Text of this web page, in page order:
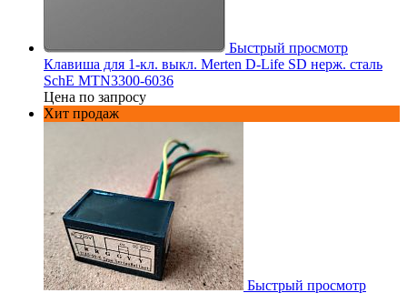
Быстрый просмотр
Клавиша для 1-кл. выкл. Merten D-Life SD нерж. сталь
SchE MTN3300-6036
Цена по запросу
Хит продаж
Быстрый просмотр